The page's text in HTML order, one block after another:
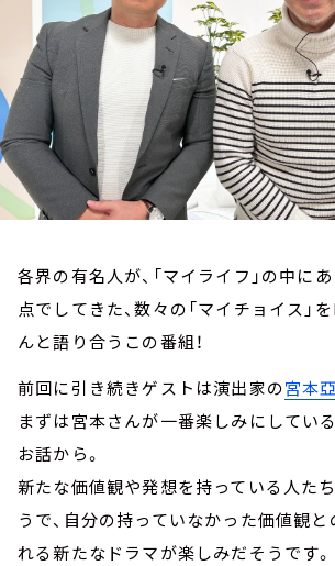
各界の有名人が、「マイライフ」の中に
点でしてきた、数々の「マイチョイス」
んと語り合うこの番組！
前回に引き続きゲストは演出家の宮本
まずは宮本さんが一番楽しみにしてい
お話から。
新たな価値観や発想を持っている人た
うで、自分の持っていなかった価値観
れる新たなドラマが楽しみだそうです